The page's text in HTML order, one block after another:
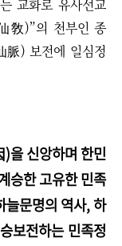
교화로 유사선교
敎)”의 천부인 종
脈) 보전에 일심정
을 신앙하며 한민
승한 고유한 민족
문명의 역사, 하
보전하는 민족정